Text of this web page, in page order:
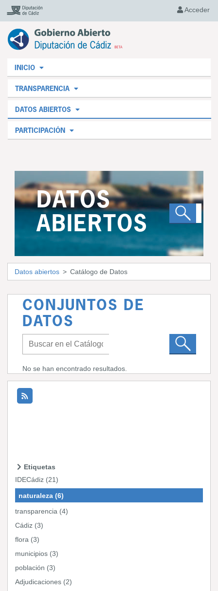
Acceder
INICIO
TRANSPARENCIA
DATOS ABIERTOS
PARTICIPACIÓN
DATOS
ABIERTOS
Datos abiertos Catálogo de Datos
CONJUNTOS DE
DATOS
No se han encontrado resultados.
Etiquetas
IDECádiz (21)
naturaleza (6)
transparencia (4)
Cádiz (3)
flora (3)
municipios (3)
población (3)
Adjudicaciones (2)